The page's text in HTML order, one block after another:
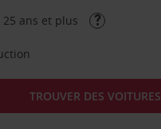
ans et plus
TROUVER DES VOITURES